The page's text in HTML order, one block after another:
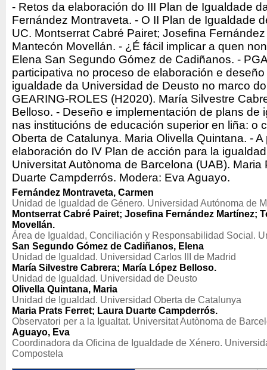
- Retos da elaboración do III Plan de Igualdade
Fernández Montraveta. - O II Plan de Igualdade
UC. Montserrat Cabré Pairet; Josefina
Mantecón Movellán. - ¿É fácil implicar a quen
Elena San Segundo Gómez de Cadiñanos. -
participativa no proceso de elaboración e
igualdade da Universidad de Deusto no marco
GEARING-ROLES (H2020). María Silvestre
Belloso. - Deseño e implementación de plans de
nas institucións de educación superior en liña: o
Oberta de Catalunya. Maria Olivella Quintana. -
elaboración do IV Plan de acción para la
Universitat Autònoma de Barcelona (UAB). Maria
Duarte Campderrós. Modera: Eva Aguayo.
Fernández Montraveta, Carmen
Unidad de Igualdad de Género. Universidad Autónoma de
Montserrat Cabré Pairet; Josefina Fernández Martínez;
Movellán.
Área de Igualdad, Conciliación y Responsabilidad Social.
San Segundo Gómez de Cadiñanos, Elena
Unidad de Igualdad. Universidad Carlos III de Madrid
María Silvestre Cabrera; María López Belloso.
Unidad de Igualdad. Universidad de Deusto
Olivella Quintana, Maria
Unidad de Igualdad. Universidad Oberta de Catalunya
Maria Prats Ferret; Laura Duarte Campderrós.
Observatori per a la Igualtat. Universitat Autònoma de
Aguayo, Eva
Coordinadora da Oficina de Igualdade de Xénero.
Compostela